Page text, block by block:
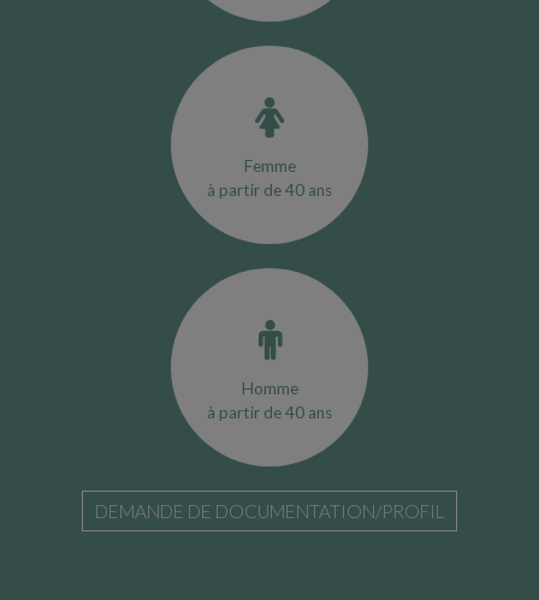
Femme
à partir de 40 ans
Homme
à partir de 40 ans
DEMANDE DE DOCUMENTATION/PROFIL